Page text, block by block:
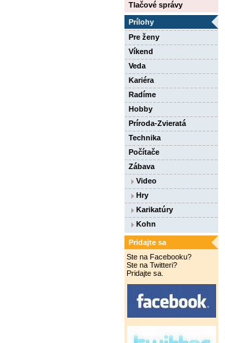
Tlačové správy
Prílohy
Pre ženy
Víkend
Veda
Kariéra
Radíme
Hobby
Príroda-Zvieratá
Technika
Počítače
Zábava
Video
Hry
Karikatúry
Kohn
Pridajte sa
Ste na Facebooku?
Ste na Twitteri?
Pridajte sa.